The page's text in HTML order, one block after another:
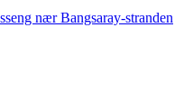
nær Bangsaray-stranden